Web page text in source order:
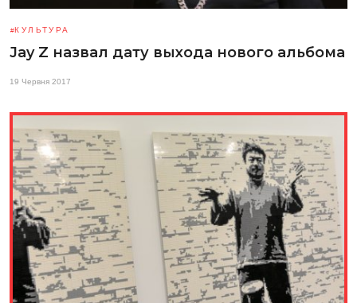
КУЛЬТУРА
Jay Z назвал дату выхода нового альбома
19 Червня 2017